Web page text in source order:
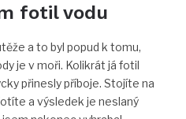
fotil vodu
a to byl popud k tomu,
je v moři. Kolikrát já fotil
přinesly příboje. Stojíte na
a výsledek je neslaný